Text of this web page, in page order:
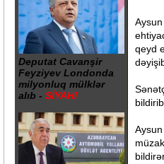
Deputat Cavanşir
Feyziyev Londonda
milyonluq mülklər
alıb - SİYAHI
qeyd